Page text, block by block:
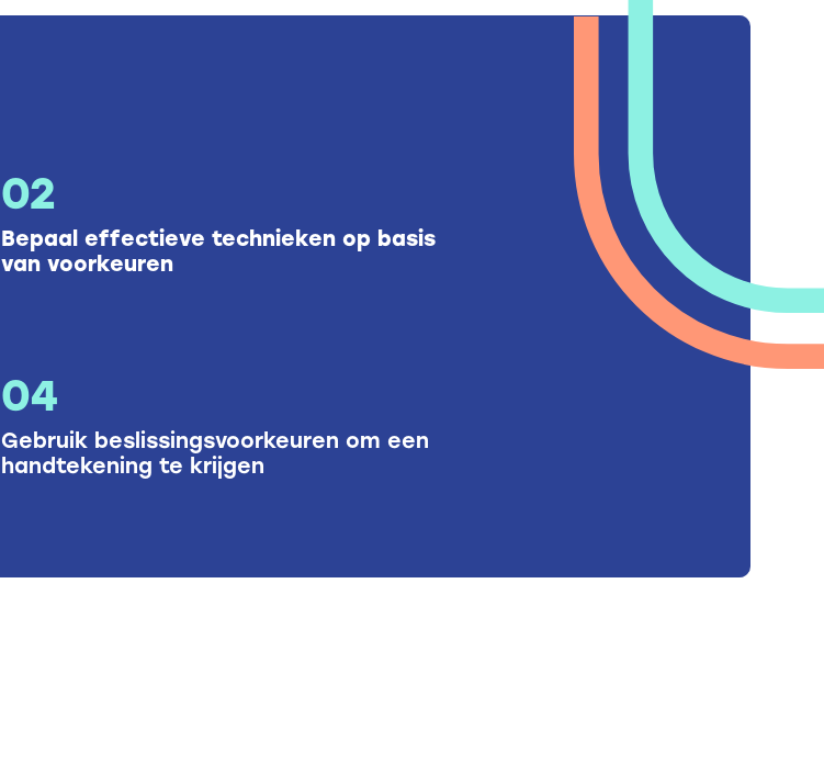
02
Bepaal effectieve technieken op basis
van voorkeuren
04
Gebruik beslissingsvoorkeuren om een
handtekening te krijgen